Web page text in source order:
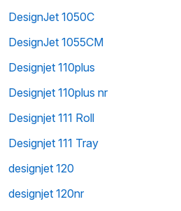
DesignJet 1050C
DesignJet 1055CM
Designjet 110plus
Designjet 110plus nr
Designjet 111 Roll
Designjet 111 Tray
designjet 120
designjet 120nr